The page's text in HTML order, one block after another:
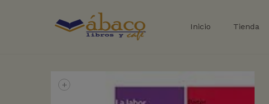
Inicio Tienda
+